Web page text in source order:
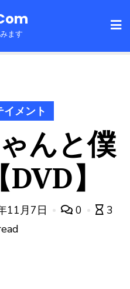
ます
イメント
んと僕
】
11月7日 0
3